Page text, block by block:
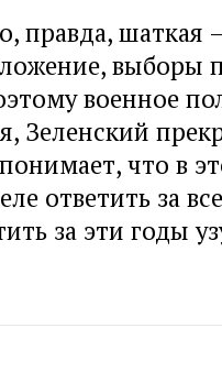
правда, шаткая
выборы
военное
Зеленский
что в
ответить за
за эти годы